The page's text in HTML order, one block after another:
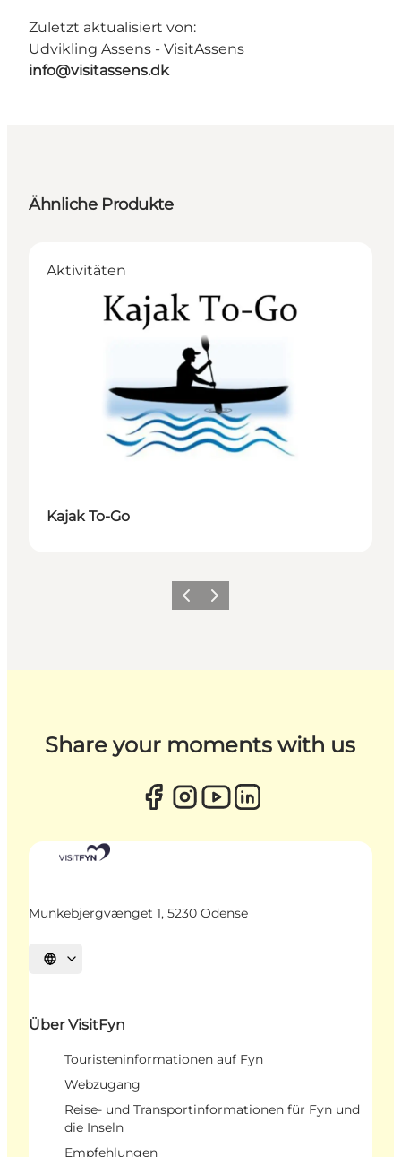
Zuletzt aktualisiert von:
Udvikling Assens - VisitAssens
info@visitassens.dk
Ähnliche Produkte
Aktivitäten
Kajak To-Go
ZurückWeiter
Share your moments with us
Munkebjergvænget 1, 5230 Odense
Sprache auswählen
Über VisitFyn
Touristeninformationen auf Fyn
Webzugang
Reise- und Transportinformationen für Fyn und
die Inseln
Empfehlungen